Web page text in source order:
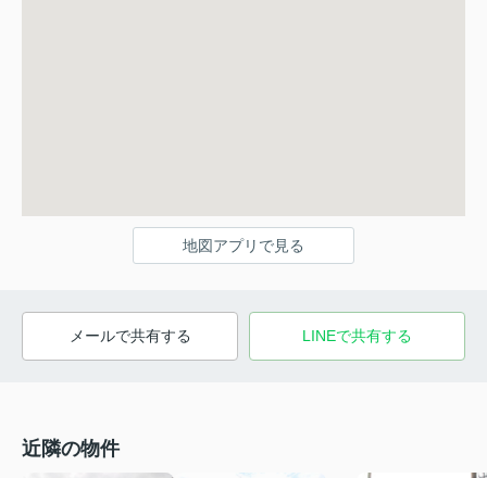
地図アプリで見る
メールで共有する LINEで共有する
近隣の物件